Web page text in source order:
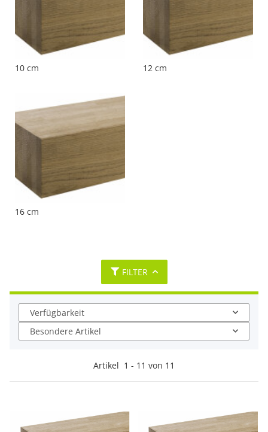
10 cm 12 cm
16 cm
FILTER
Verfügbarkeit
Besondere Artikel
Artikel 1 - 11 von 11